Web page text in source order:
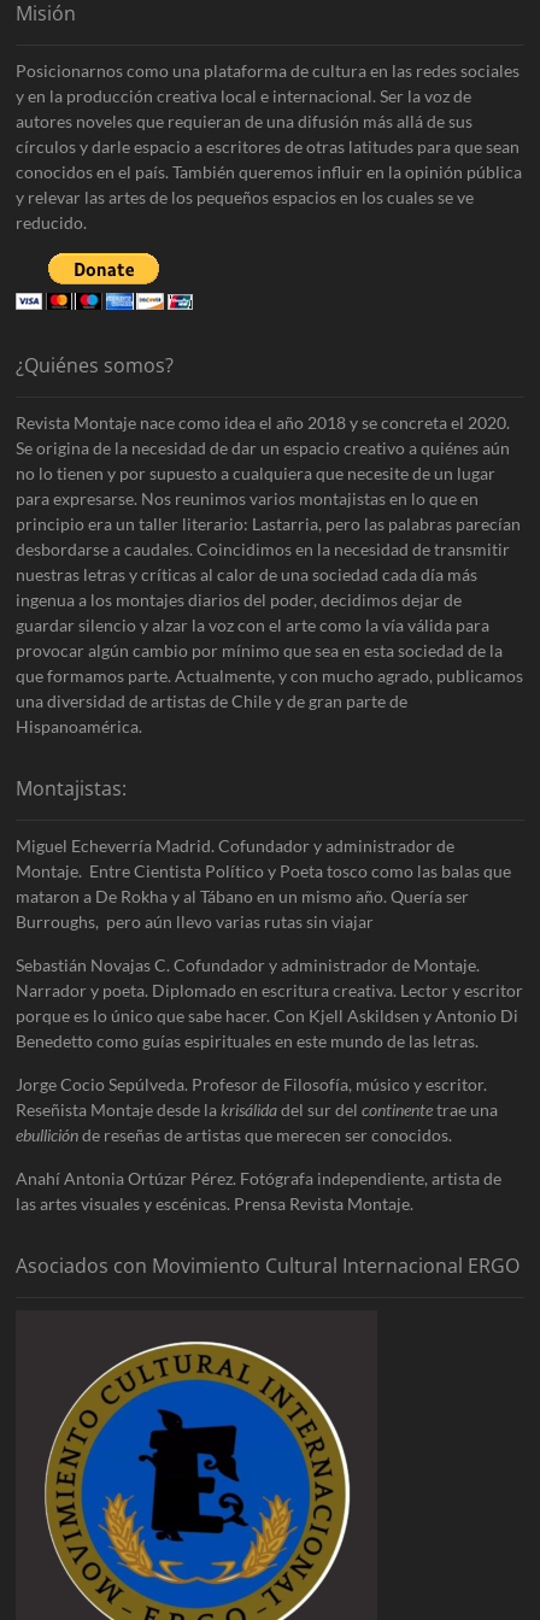
Misión
Posicionarnos como una plataforma de cultura en las redes sociales
y en la producción creativa local e internacional. Ser la voz de
autores noveles que requieran de una difusión más allá de sus
círculos y darle espacio a escritores de otras latitudes para que sean
conocidos en el país. También queremos influir en la opinión pública
y relevar las artes de los pequeños espacios en los cuales se ve
reducido.
¿Quiénes somos?
Revista Montaje nace como idea el año 2018 y se concreta el 2020.
Se origina de la necesidad de dar un espacio creativo a quiénes aún
no lo tienen y por supuesto a cualquiera que necesite de un lugar
para expresarse. Nos reunimos varios montajistas en lo que en
principio era un taller literario: Lastarria, pero las palabras parecían
desbordarse a caudales. Coincidimos en la necesidad de transmitir
nuestras letras y críticas al calor de una sociedad cada día más
ingenua a los montajes diarios del poder, decidimos dejar de
guardar silencio y alzar la voz con el arte como la vía válida para
provocar algún cambio por mínimo que sea en esta sociedad de la
que formamos parte. Actualmente, y con mucho agrado, publicamos
una diversidad de artistas de Chile y de gran parte de
Hispanoamérica.
Montajistas:
Miguel Echeverría Madrid. Cofundador y administrador de
Montaje. Entre Cientista Político y Poeta tosco como las balas que
mataron a De Rokha y al Tábano en un mismo año. Quería ser
Burroughs, pero aún llevo varias rutas sin viajar
Sebastián Novajas C. Cofundador y administrador de Montaje.
Narrador y poeta. Diplomado en escritura creativa. Lector y escritor
porque es lo único que sabe hacer. Con Kjell Askildsen y Antonio Di
Benedetto como guías espirituales en este mundo de las letras.
Jorge Cocio Sepúlveda. Profesor de Filosofía, músico y escritor.
Reseñista Montaje desde lakrisálidadel sur delcontinentetrae una
ebulliciónde reseñas de artistas que merecen ser conocidos.
Anahí Antonia Ortúzar Pérez. Fotógrafa independiente, artista de
las artes visuales y escénicas. Prensa Revista Montaje.
Asociados con Movimiento Cultural Internacional ERGO